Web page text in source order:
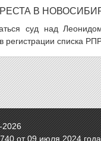
В
суд над
регистрации списка
2026
от 09 июля 2024 года.